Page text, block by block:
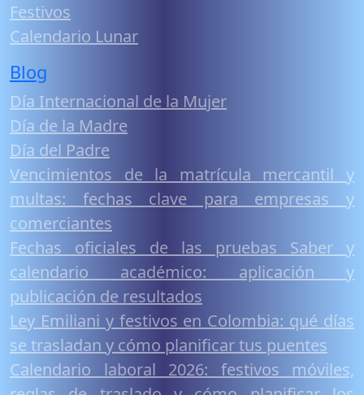
Festivos
Calendario Lunar
Blog
Día Internacional de la Mujer
Día de la Madre
Día del Padre
Vencimientos de la matrícula mercantil y
multas: fechas clave para empresas y
comerciantes
Fechas oficiales de las pruebas Saber y
calendario académico: aplicación y
publicación de resultados
Ley Emiliani y festivos en Colombia: qué días
se trasladan y cómo planificar tus puentes
Calendario laboral 2026: festivos móviles,